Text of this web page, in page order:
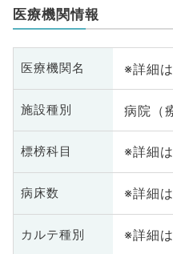
医療機関情報
医療機関名 ※詳細
施設種別 病院（
標榜科目 ※詳細
病床数 ※詳細
カルテ種別 ※詳細